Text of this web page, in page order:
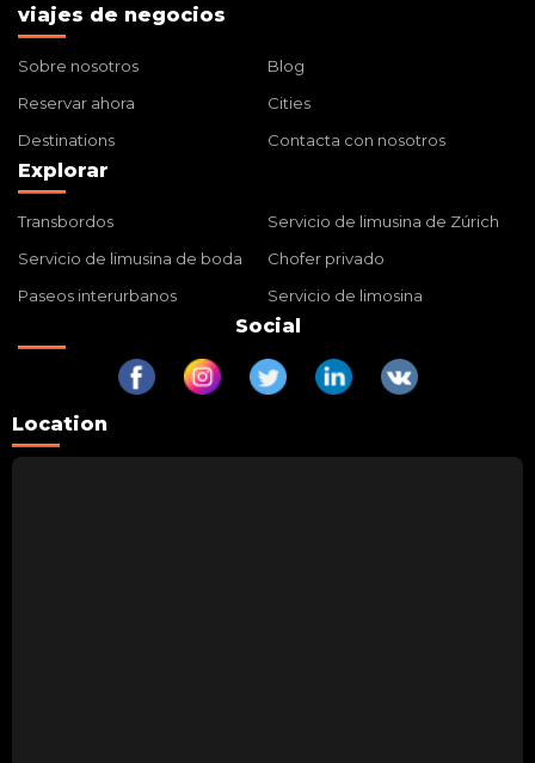
viajes de negocios
Sobre nosotros
Blog
Reservar ahora
Cities
Destinations
Contacta con nosotros
Explorar
Transbordos
Servicio de limusina de Zúrich
Servicio de limusina de boda
Chofer privado
Paseos interurbanos
Servicio de limosina
Social
Location